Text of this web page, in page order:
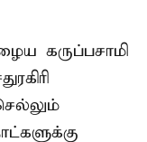
கருப்பசாமி